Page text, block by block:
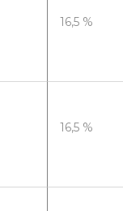
16,5 %
16,5 %